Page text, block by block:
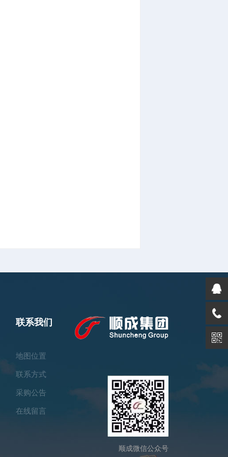
联系我们
地图位置
联系方式
采购公告
在线留言
顺成微信公众号